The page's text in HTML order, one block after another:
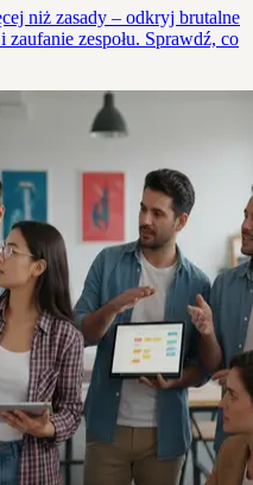
niż zasady – odkryj brutalne
zespołu. Sprawdź, co